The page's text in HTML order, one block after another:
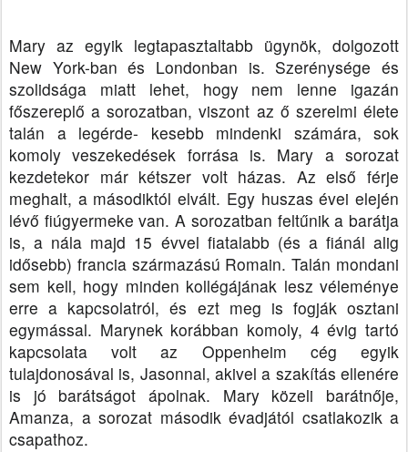
Mary az egyik legtapasztaltabb ügynök, dolgozott
New York-ban és Londonban is. Szerénysége és
szolidsága miatt lehet, hogy nem lenne igazán
főszereplő a sorozatban, viszont az ő szerelmi élete
talán a legérde- kesebb mindenki számára, sok
komoly veszekedések forrása is. Mary a sorozat
kezdetekor már kétszer volt házas. Az első férje
meghalt, a másodiktól elvált. Egy huszas évei elején
lévő fiúgyermeke van. A sorozatban feltűnik a barátja
is, a nála majd 15 évvel fiatalabb (és a fiánál alig
idősebb) francia származású Romain. Talán mondani
sem kell, hogy minden kollégájának lesz véleménye
erre a kapcsolatról, és ezt meg is fogják osztani
egymással. Marynek korábban komoly, 4 évig tartó
kapcsolata volt az Oppenheim cég egyik
tulajdonosával is, Jasonnal, akivel a szakítás ellenére
is jó barátságot ápolnak. Mary közeli barátnője,
Amanza, a sorozat második évadjától csatlakozik a
csapathoz.